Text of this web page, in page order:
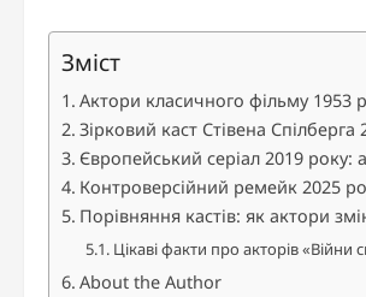
Зміст
Актори класичного фільму 1953
Зірковий каст Стівена
Європейський серіал 2019 року:
Контроверсійний ремейк 2025
Порівняння кастів: як актори
Цікаві факти про акторів «Війни
About the Author